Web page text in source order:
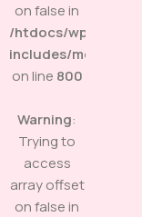
on false in
/htdocs/wp-
includes/media.php
on line 800
Warning:
Trying to
access
array offset
on false in